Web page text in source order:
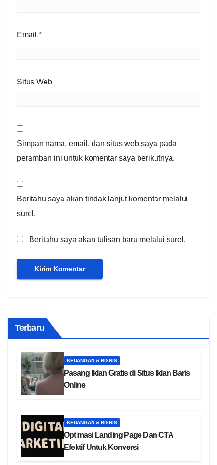
Email *
Situs Web
Simpan nama, email, dan situs web saya pada
peramban ini untuk komentar saya berikutnya.
Beritahu saya akan tindak lanjut komentar melalui
surel.
Beritahu saya akan tulisan baru melalui surel.
Terbaru
KEUANGAN & BISNIS
Pasang Iklan Gratis di Situs Iklan Baris
Online
KEUANGAN & BISNIS
Optimasi Landing Page Dan CTA
Efektif Untuk Konversi